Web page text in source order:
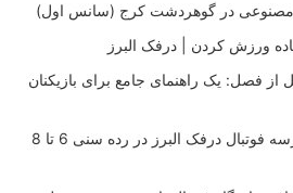
مصنوعی در گوهردشت کرج (سانس اول)
از فصل: یک راهنمای جامع برای بازیکنان
ثبت نام آنلاین مدرسه فوتبال درفک البرز در رده سنی 6 تا 8